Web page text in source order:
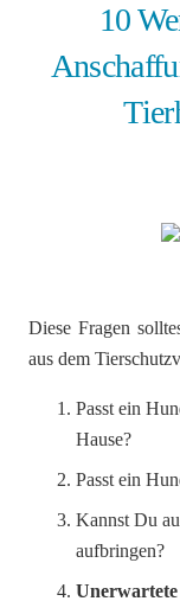
10
Diese Fragen
aus dem
Passt ein
Hause?
Passt ein
Kannst Du
aufbringen?